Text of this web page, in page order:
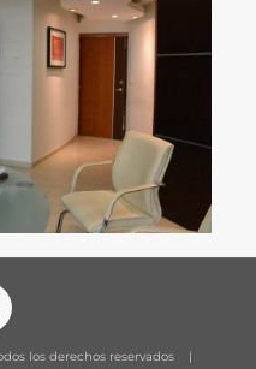
los derechos reservados |